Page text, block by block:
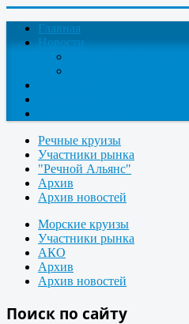
Главная
Новости
Речные круизы
Участники рынка
"Речной Альянс"
Архив
Архив новостей
Морские круизы
Участники рынка
АКО
Архив
Архив новостей
Поиск по сайту